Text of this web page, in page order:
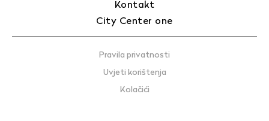
Kontakt
City Center one
Pravila privatnosti
Uvjeti korištenja
Kolačići